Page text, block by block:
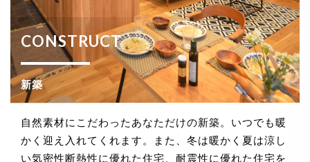
CONSTRUCT
新築
自然素材にこだわったあなただけの新築。いつでも暖
かく迎え入れてくれます。また、冬は暖かく夏は涼し
い気密性断熱性に優れた住宅、耐震性に優れた住宅を